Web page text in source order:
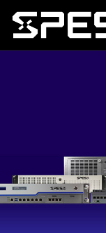
解决方案